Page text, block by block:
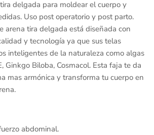
delgada para moldear el cuerpo y
Uso post operatorio y post parto.
arena tira delgada está diseñada con
y tecnología ya que sus telas
inteligentes de la naturaleza como algas
Ginkgo Biloba, Cosmacol. Esta faja te da
mas armónica y transforma tu cuerpo en
abdominal.